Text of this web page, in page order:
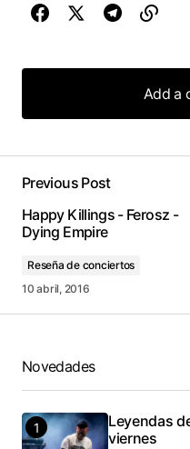
Add a
Add a
Previous Post
Happy Killings - Ferosz -
Dying Empire
Reseña de conciertos
10 abril, 2016
Novedades
Leyendas
viernes